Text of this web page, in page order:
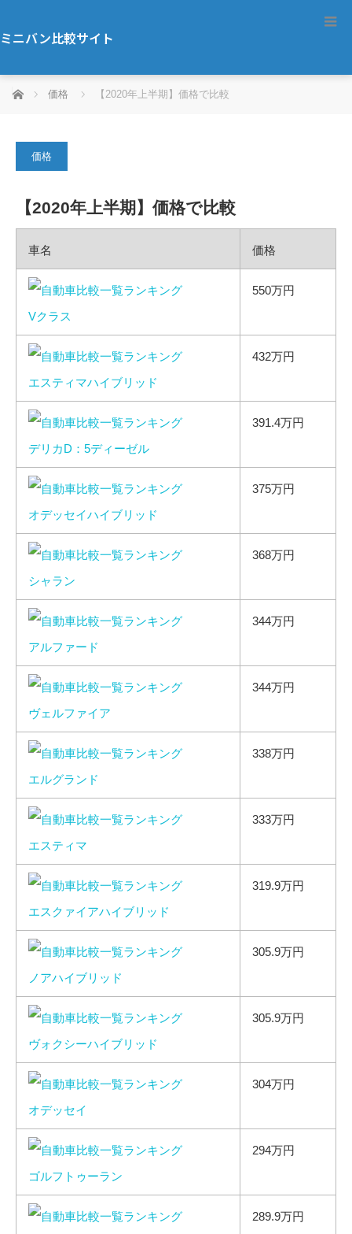
ミニバン比較サイト
ホーム 価格 【2020年上半期】価格で比較
価格
【2020年上半期】価格で比較
車名 価格
Vクラス
550万円
エスティマハイブリッド
432万円
デリカD：5ディーゼル
391.4万円
オデッセイハイブリッド
375万円
シャラン
368万円
アルファード
344万円
ヴェルファイア
344万円
エルグランド
338万円
エスティマ
333万円
エスクァイアハイブリッド
319.9万円
ノアハイブリッド
305.9万円
ヴォクシーハイブリッド
305.9万円
オデッセイ
304万円
ゴルフトゥーラン
294万円
289.9万円